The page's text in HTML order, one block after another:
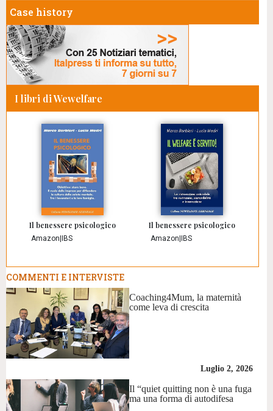
Case history
I libri di Wewelfare
Il benessere psicologico
Amazon IBS
Il benessere psicologico
Amazon IBS
COMMENTI E INTERVISTE
Coaching4Mum, la maternità
come leva di crescita
Luglio 2, 2026
Il “quiet quitting non è una fuga
ma una forma di autodifesa